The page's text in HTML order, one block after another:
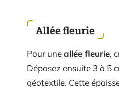
Allée fleurie
Pour uneallée fleurie,
Déposez ensuite 3 à 5
géotextile. Cette